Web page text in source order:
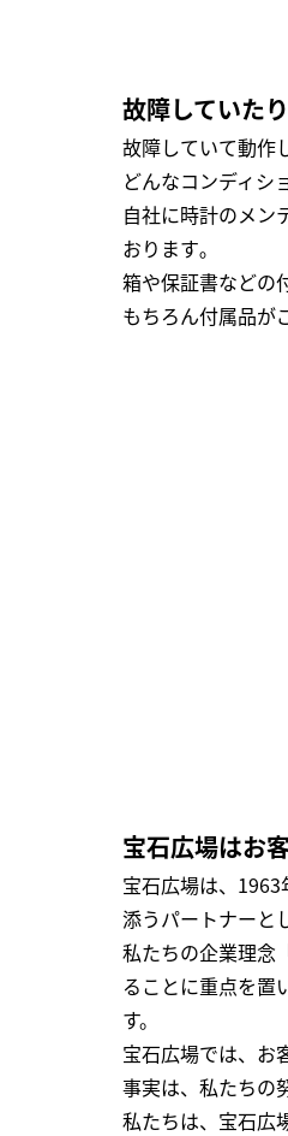
故障していた
故障していて動作
どんなコンディシ
自社に時計のメン
おります｡
箱や保証書などの
もちろん付属品が
宝石広場はお
宝石広場は、
添うパートナーと
私たちの企業理念
ることに重点を置
す。
宝石広場では、お
事実は、私たちの
私たちは、宝石広